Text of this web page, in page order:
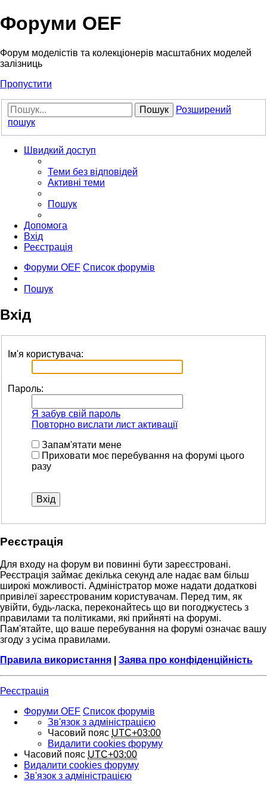
Форуми OEF
Форум моделістів та колекціонерів масштабних моделей
залізниць
Пропустити
Пошук
Розширений
пошук
Швидкий доступ
Теми без відповідей
Активні теми
Пошук
Допомога
Вхід
Реєстрація
Форуми OEF Список форумів
Пошук
Вхід
Ім'я користувача:
Пароль:
Я забув свій пароль
Повторно вислати лист активації
Запам'ятати мене
Приховати моє перебування на форумі цього
разу
Реєстрація
Для входу на форум ви повинні бути зареєстровані.
Реєстрація займає декілька секунд але надає вам більш
широкі можливості. Адміністратор може надати додаткові
привілеї зареєстрованим користувачам. Перед тим, як
увійти, будь-ласка, переконайтесь що ви погоджуєтесь з
правилами та політиками, які прийняті на форумі.
Пам'ятайте, що ваше перебування на форумі означає вашу
згоду з усіма правилами.
Правила використання
Заява про конфіденційність
Реєстрація
Форуми OEF Список форумів
Зв'язок з адміністрацією
Часовий пояс UTC+03:00
Видалити cookies форуму
Часовий пояс UTC+03:00
Видалити cookies форуму
Зв'язок з адміністрацією